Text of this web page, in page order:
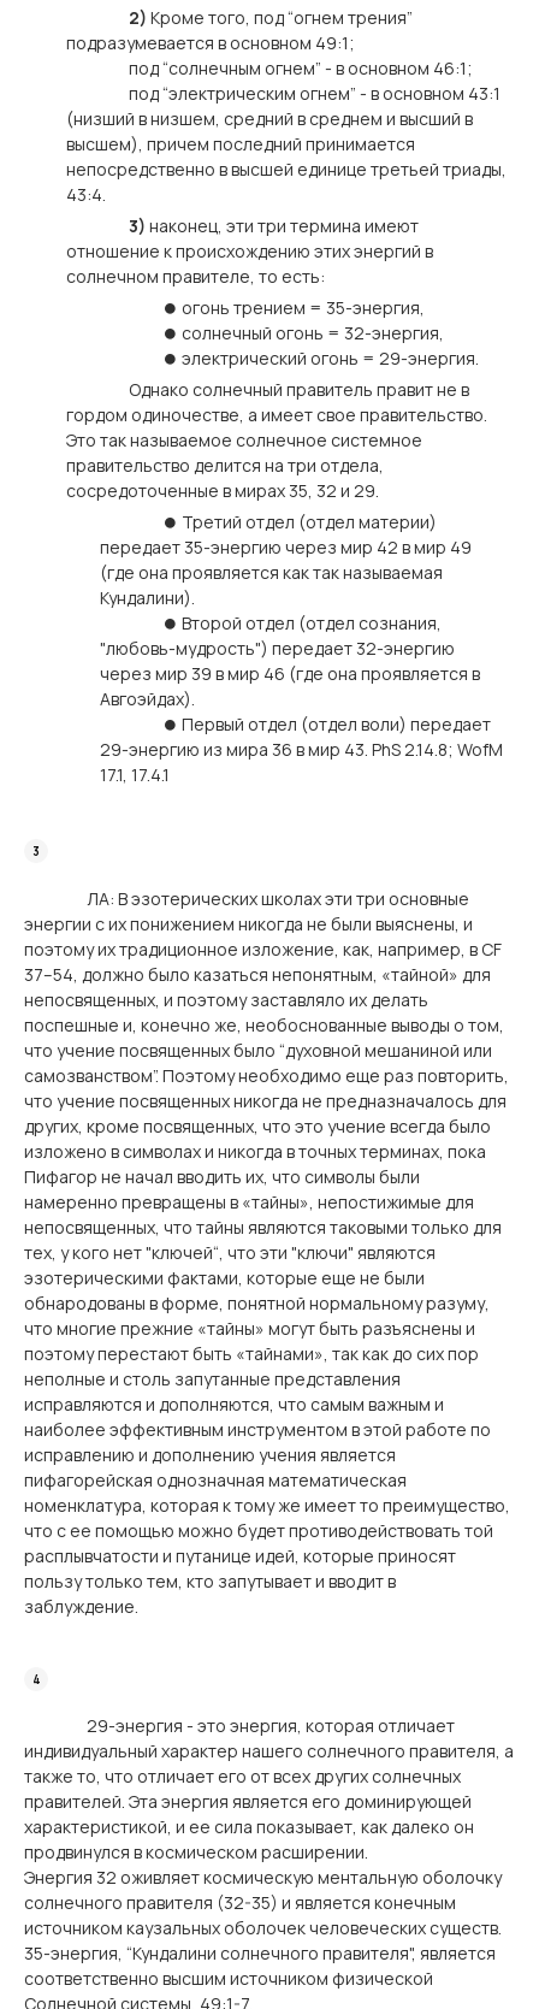
2) Кроме того, под “огнем трения”
подразумевается в основном 49:1;
под “солнечным огнем” - в основном 46:1;
под “электрическим огнем” - в основном 43:1
(низший в низшем, средний в среднем и высший в
высшем), причем последний принимается
непосредственно в высшей единице третьей триады,
43:4.
3) наконец, эти три термина имеют
отношение к происхождению этих энергий в
солнечном правителе, то есть:
⏺ огонь трением = 35-энергия,
⏺ солнечный огонь = 32-энергия,
⏺ электрический огонь = 29-энергия.
Однако солнечный правитель правит не в
гордом одиночестве, а имеет свое правительство.
Это так называемое солнечное системное
правительство делится на три отдела,
сосредоточенные в мирах 35, 32 и 29.
⏺ Третий отдел (отдел материи)
передает 35-энергию через мир 42 в мир 49
(где она проявляется как так называемая
Кундалини).
⏺ Второй отдел (отдел сознания,
"любовь-мудрость") передает 32-энергию
через мир 39 в мир 46 (где она проявляется в
Авгоэйдах).
⏺ Первый отдел (отдел воли) передает
29-энергию из мира 36 в мир 43. PhS 2.14.8; WofM
17.1, 17.4.1
ЛА: В эзотерических школах эти три основные
энергии с их понижением никогда не были выяснены, и
поэтому их традиционное изложение, как, например, в CF
37–54, должно было казаться непонятным, «тайной» для
непосвященных, и поэтому заставляло их делать
поспешные и, конечно же, необоснованные выводы о том,
что учение посвященных было “духовной мешаниной или
самозванством”. Поэтому необходимо еще раз повторить,
что учение посвященных никогда не предназначалось для
других, кроме посвященных, что это учение всегда было
изложено в символах и никогда в точных терминах, пока
Пифагор не начал вводить их, что символы были
намеренно превращены в «тайны», непостижимые для
непосвященных, что тайны являются таковыми только для
тех, у кого нет "ключей“, что эти "ключи" являются
эзотерическими фактами, которые еще не были
обнародованы в форме, понятной нормальному разуму,
что многие прежние «тайны» могут быть разъяснены и
поэтому перестают быть «тайнами», так как до сих пор
неполные и столь запутанные представления
исправляются и дополняются, что самым важным и
наиболее эффективным инструментом в этой работе по
исправлению и дополнению учения является
пифагорейская однозначная математическая
номенклатура, которая к тому же имеет то преимущество,
что с ее помощью можно будет противодействовать той
расплывчатости и путанице идей, которые приносят
пользу только тем, кто запутывает и вводит в
заблуждение.
29-энергия - это энергия, которая отличает
индивидуальный характер нашего солнечного правителя, а
также то, что отличает его от всех других солнечных
правителей. Эта энергия является его доминирующей
характеристикой, и ее сила показывает, как далеко он
продвинулся в космическом расширении.
Энергия 32 оживляет космическую ментальную оболочку
солнечного правителя (32-35) и является конечным
источником каузальных оболочек человеческих существ.
35-энергия, “Кундалини солнечного правителя", является
соответственно высшим источником физической
Солнечной системы, 49:1-7.